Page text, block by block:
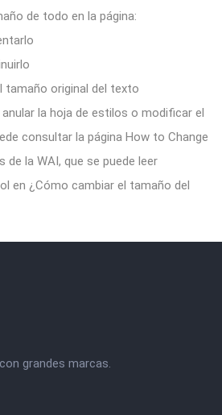
de todo en la página:
tamaño original del texto
anular la hoja de estilos o modificar el
consultar la página How to Change
de la WAI, que se puede leer
en ¿Cómo cambiar el tamaño del
grandes marcas.